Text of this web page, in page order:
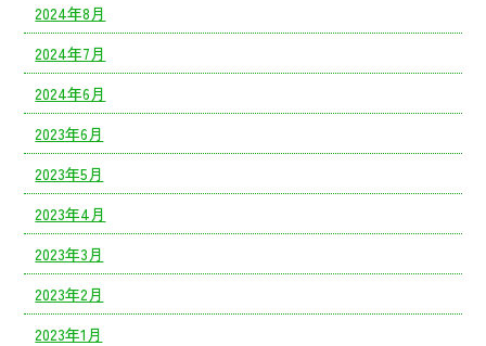
2024年8月
2024年7月
2024年6月
2023年6月
2023年5月
2023年4月
2023年3月
2023年2月
2023年1月